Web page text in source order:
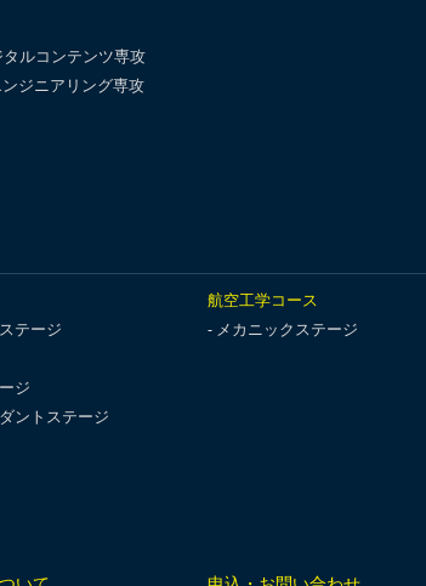
ルコンテンツ専攻
ジニアリング専攻
テージ
ジ
ントステージ
航空工学コース
メカニックステージ